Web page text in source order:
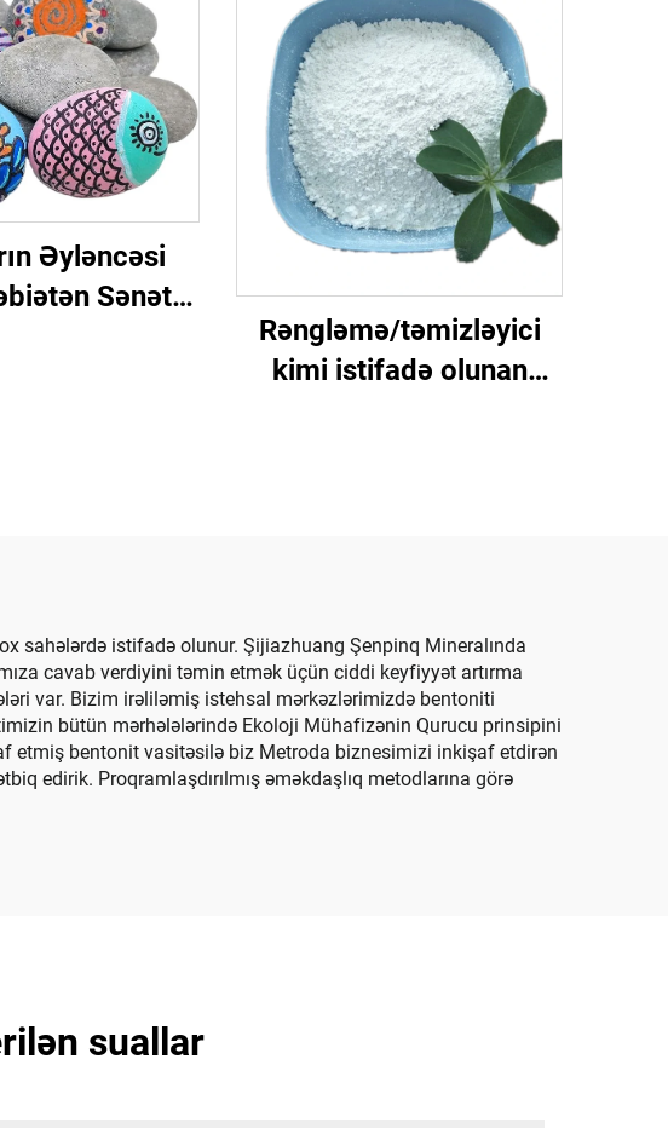
Əyləncəsi
Sənət
Rəngləmə/təmizləyici
kimi istifadə olunan
sahələrdə istifadə olunur. Şijiazhuang Şenpinq Mineralında
cavab verdiyini təmin etmək üçün ciddi keyfiyyət artırma
var. Bizim irəliləmiş istehsal mərkəzlərimizdə bentoniti
bütün mərhələlərində Ekoloji Mühafizənin Qurucu prinsipini
etmiş bentonit vasitəsilə biz Metroda biznesimizi inkişaf etdirən
edirik. Proqramlaşdırılmış əməkdaşlıq metodlarına görə
suallar